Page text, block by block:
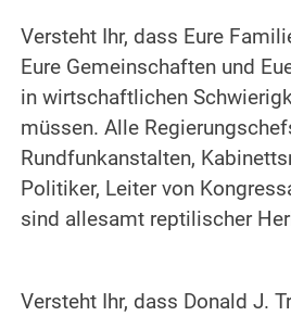
Versteht Ihr, dass Eure
Eure Gemeinschaften und
in wirtschaftlichen
müssen. Alle
Rundfunkanstalten,
Politiker, Leiter von
sind allesamt reptilischer
Versteht Ihr, dass Donald J.